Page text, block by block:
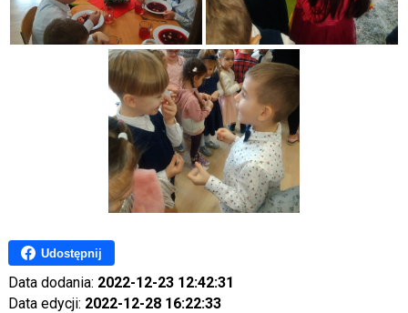
Udostępnij
Data dodania: 2022-12-23 12:42:31
Data edycji: 2022-12-28 16:22:33